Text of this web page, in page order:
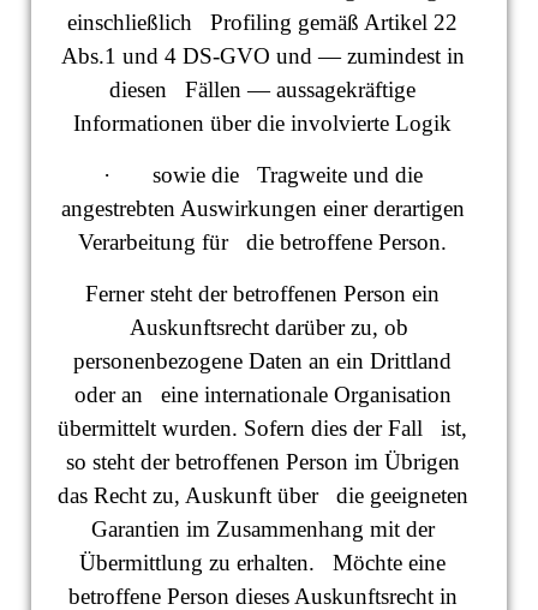
einschließlich Profiling gemäß Artikel 22
Abs.1 und 4 DS-GVO und — zumindest in
diesen Fällen — aussagekräftige
Informationen über die involvierte Logik
· sowie die Tragweite und die
angestrebten Auswirkungen einer derartigen
Verarbeitung für die betroffene Person.
Ferner steht der betroffenen Person ein
Auskunftsrecht darüber zu, ob
personenbezogene Daten an ein Drittland
oder an eine internationale Organisation
übermittelt wurden. Sofern dies der Fall ist,
so steht der betroffenen Person im Übrigen
das Recht zu, Auskunft über die geeigneten
Garantien im Zusammenhang mit der
Übermittlung zu erhalten. Möchte eine
betroffene Person dieses Auskunftsrecht in